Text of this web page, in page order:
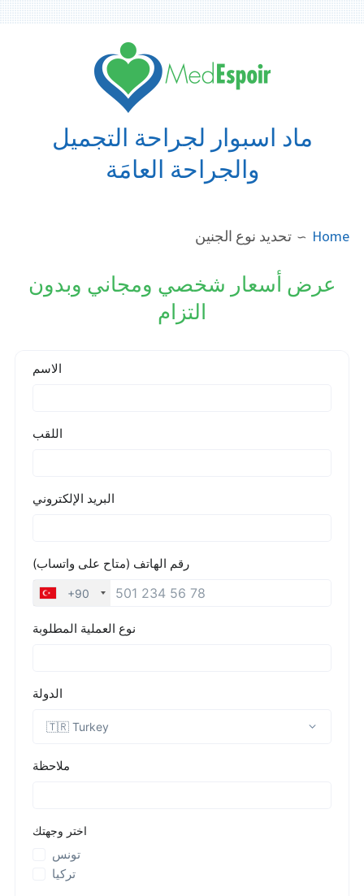
ماد اسبوار لجراحة التجميل
والجراحة العامَة
Home تحديد نوع الجنين
عرض أسعار شخصي ومجاني وبدون
التزام